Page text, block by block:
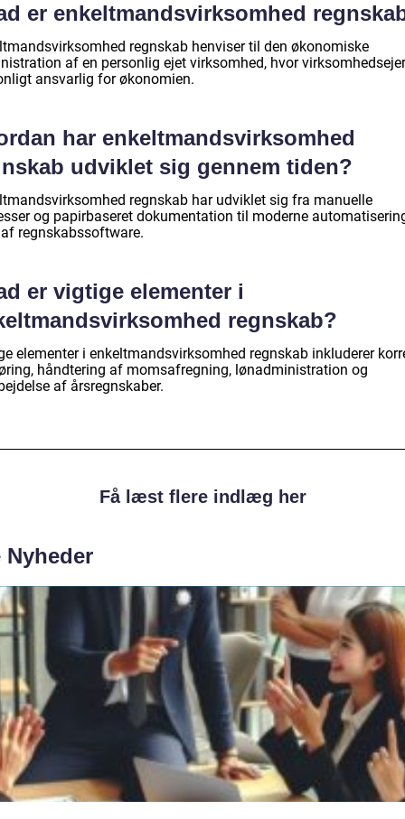
er enkeltmandsvirksomhed
regnskab henviser til den økonomiske
af en personlig ejet virksomhed, hvor
ansvarlig for økonomien.
har enkeltmandsvirksomhed
udviklet sig gennem tiden?
regnskab har udviklet sig fra manuelle
og papirbaseret dokumentation til moderne
regnskabssoftware.
er vigtige elementer i
regnskab?
elementer i enkeltmandsvirksomhed regnskab inkluderer
håndtering af momsafregning, lønadministration og
af årsregnskaber.
Få læst flere indlæg her
Nyheder